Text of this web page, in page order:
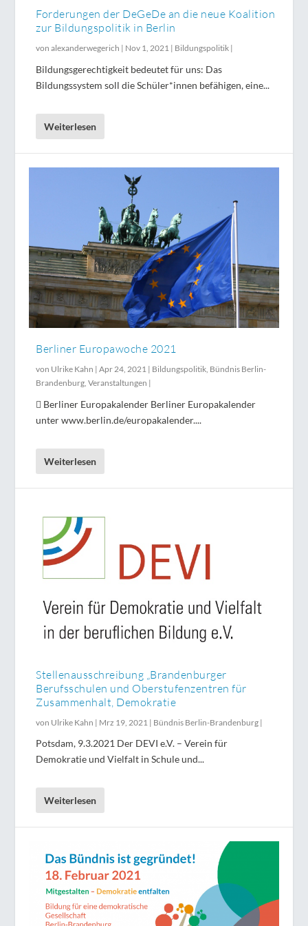
Forderungen der DeGeDe an die neue Koalition
zur Bildungspolitik in Berlin
vonalexanderwegerich | Nov 1, 2021 | Bildungspolitik |
Bildungsgerechtigkeit bedeutet für uns: Das
Bildungssystem soll die Schüler*innen befähigen, eine...
Weiterlesen
Berliner Europawoche 2021
von Ulrike Kahn |Apr 24, 2021 | Bildungspolitik, Bündnis Berlin-
Brandenburg,Veranstaltungen |
 Berliner Europakalender Berliner Europakalender
unter www.berlin.de/europakalender....
Weiterlesen
Stellenausschreibung „Brandenburger
Berufsschulen und Oberstufenzentren für
Zusammenhalt, Demokratie
von Ulrike Kahn | Mrz 19, 2021 | Bündnis Berlin-Brandenburg |
Potsdam, 9.3.2021 Der DEVI e.V. – Verein für
Demokratie und Vielfalt in Schule und...
Weiterlesen